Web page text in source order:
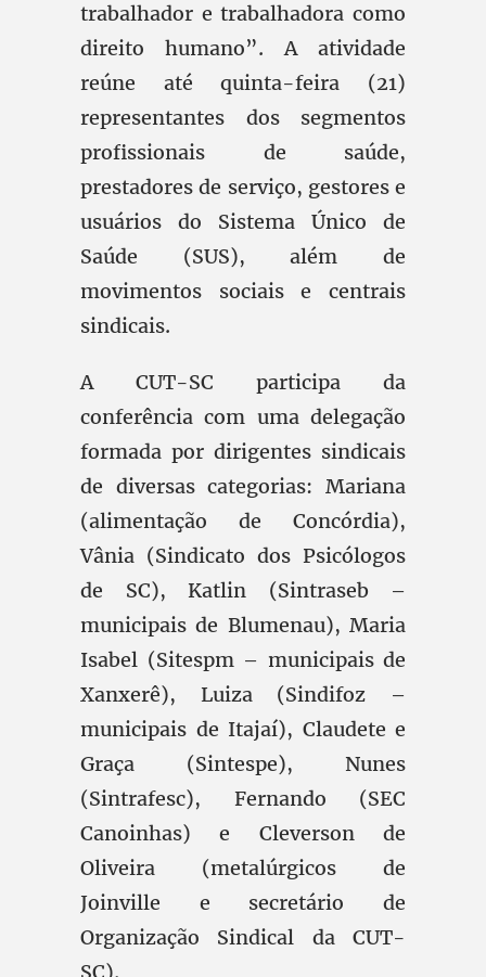
trabalhador e trabalhadora como
direito humano”. A atividade
reúne até quinta-feira (21)
representantes dos segmentos
profissionais de saúde,
prestadores de serviço, gestores e
usuários do Sistema Único de
Saúde (SUS), além de
movimentos sociais e centrais
sindicais.
A CUT-SC participa da
conferência com uma delegação
formada por dirigentes sindicais
de diversas categorias: Mariana
(alimentação de Concórdia),
Vânia (Sindicato dos Psicólogos
de SC), Katlin (Sintraseb –
municipais de Blumenau), Maria
Isabel (Sitespm – municipais de
Xanxerê), Luiza (Sindifoz –
municipais de Itajaí), Claudete e
Graça (Sintespe), Nunes
(Sintrafesc), Fernando (SEC
Canoinhas) e Cleverson de
Oliveira (metalúrgicos de
Joinville e secretário de
Organização Sindical da CUT-